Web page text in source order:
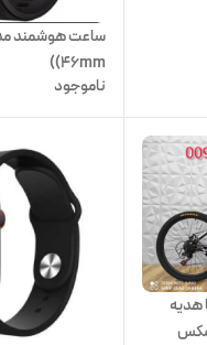
(46mm)
ناموجود
با هدیه
مکس